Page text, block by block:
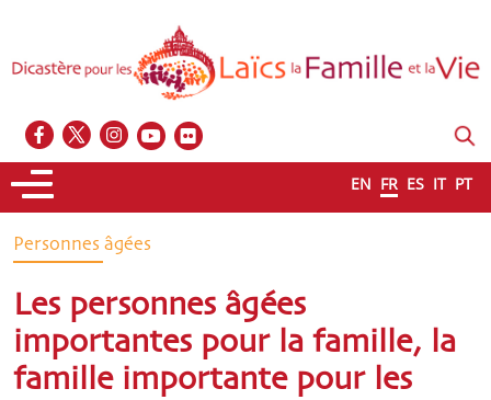
EN FR ES IT PT
Personnes âgées
Les personnes âgées
importantes pour la famille, la
famille importante pour les